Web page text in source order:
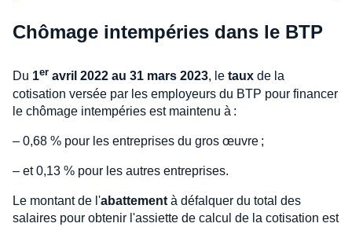
Chômage intempéries dans le BTP
Du 1er avril 2022 au 31 mars 2023, le taux de la
cotisation versée par les employeurs du BTP pour financer
le chômage intempéries est maintenu à :
– 0,68 % pour les entreprises du gros œuvre ;
– et 0,13 % pour les autres entreprises.
Le montant de l'abattement à défalquer du total des
salaires pour obtenir l'assiette de calcul de la cotisation est